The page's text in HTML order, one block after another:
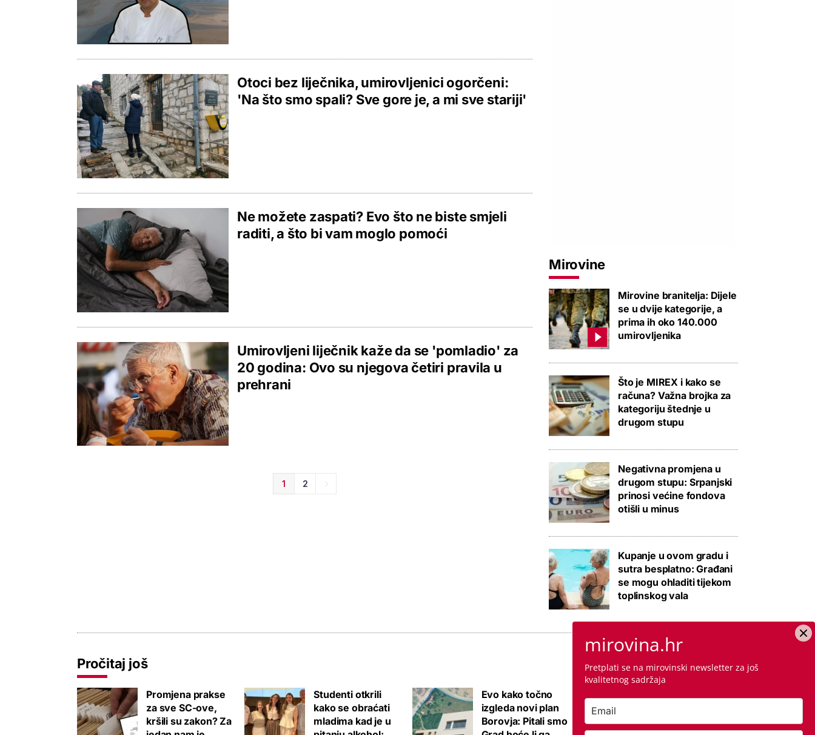
Otoci bez liječnika, umirovljenici ogorčeni:
'Na što smo spali? Sve gore je, a mi sve stariji'
Ne možete zaspati? Evo što ne biste smjeli
raditi, a što bi vam moglo pomoći
Umirovljeni liječnik kaže da se 'pomladio' za
20 godina: Ovo su njegova četiri pravila u
prehrani
1 2
Mirovine
Mirovine branitelja: Dijele
se u dvije kategorije, a
prima ih oko 140.000
umirovljenika
Što je MIREX i kako se
računa? Važna brojka za
kategoriju štednje u
drugom stupu
Negativna promjena u
drugom stupu: Srpanjski
prinosi većine fondova
otišli u minus
Kupanje u ovom gradu i
sutra besplatno: Građani
se mogu ohladiti tijekom
toplinskog vala
Pročitaj još
Promjena prakse
za sve SC-ove,
kršili su zakon? Za
Studenti otkrili
kako se obraćati
mladima kad je u
Evo kako točno
izgleda novi plan
Borovja: Pitali smo
znamo i jeste li
mirovina.hr
Pretplati se na mirovinski newsletter za još
kvalitetnog sadržaja